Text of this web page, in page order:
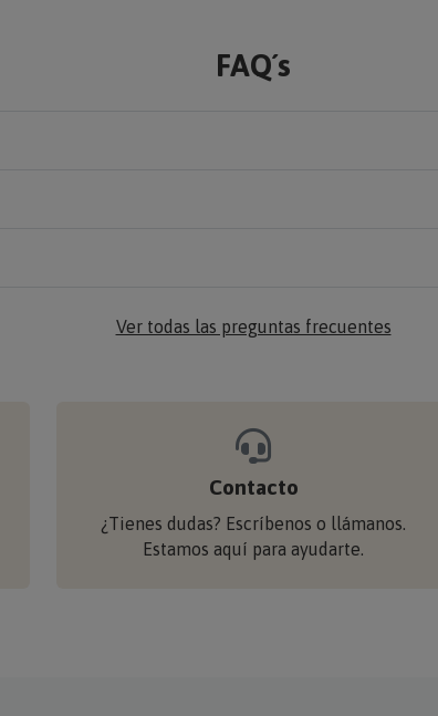
FAQ´s
Ver todas las preguntas frecuentes
Contacto
¿Tienes dudas? Escríbenos o llámanos.
Estamos aquí para ayudarte.